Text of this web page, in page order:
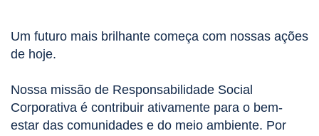
Um futuro mais brilhante começa com nossas ações
de hoje.
Nossa missão de Responsabilidade Social
Corporativa é contribuir ativamente para o bem-
estar das comunidades e do meio ambiente. Por